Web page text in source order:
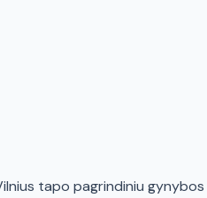
tapo pagrindiniu